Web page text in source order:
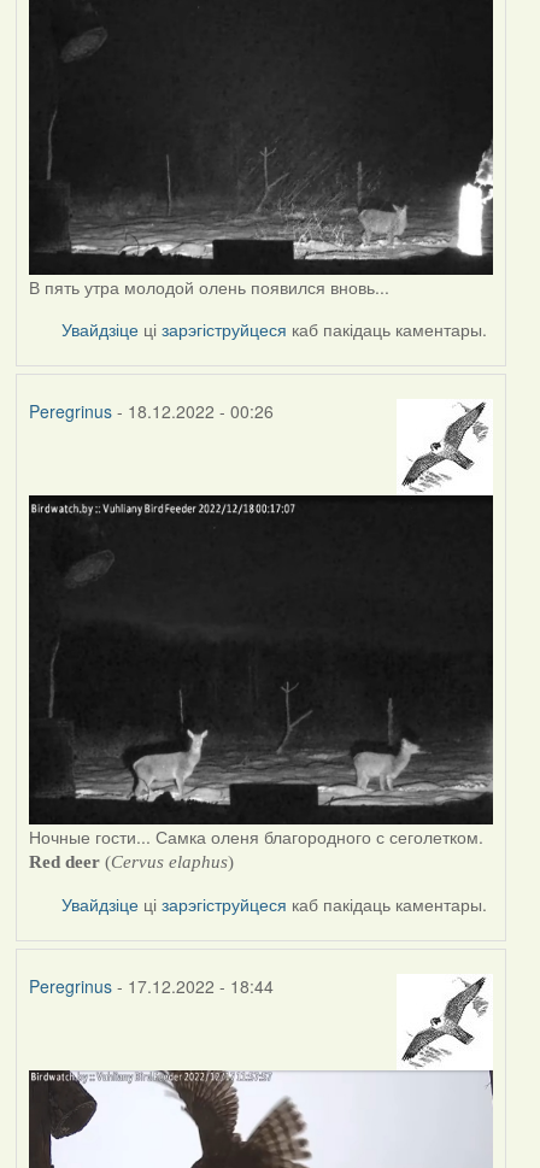
В пять утра молодой олень появился вновь...
Увайдзіце цізарэгіструйцеся каб пакідаць каментары.
Peregrinus- 18.12.2022 - 00:26
Ночные гости... Самка оленя благородного с сеголетком.
Red deer (Cervus elaphus)
Увайдзіце цізарэгіструйцеся каб пакідаць каментары.
Peregrinus- 17.12.2022 - 18:44